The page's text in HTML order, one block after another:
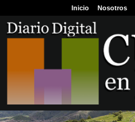
Inicio Nosotros